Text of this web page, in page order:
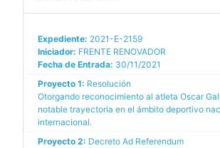
Expediente: 2021-E-2159
Iniciador: FRENTE RENOVADOR
Fecha de Entrada: 30/11/2021
Proyecto 1: Resolución
Otorgando reconocimiento al atleta Oscar
notable trayectoria en el ámbito deportivo
internacional.
Proyecto 2: Decreto Ad Referendum